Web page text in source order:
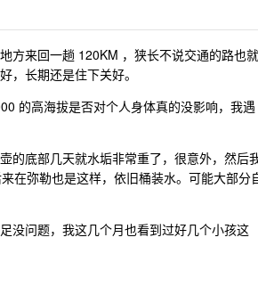
方来回一趟 120KM ，狭长不说交通的路也就
，长期还是住下关好。
的高海拔是否对个人身体真的没影响，我遇
的底部几天就水垢非常重了，很意外，然后
在弥勒也是这样，依旧桶装水。可能大部分
没问题，我这几个月也看到过好几个小孩这